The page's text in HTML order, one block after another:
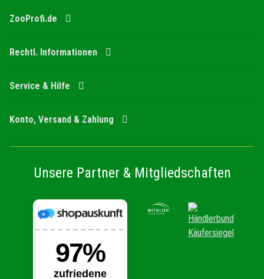
ZooProfi.de
Rechtl. Informationen
Service & Hilfe
Konto, Versand & Zahlung
Unsere Partner & Mitgliedschaften